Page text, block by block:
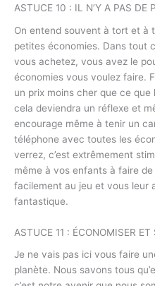
ASTUCE 10 : IL N’Y A PAS DE
On entend souvent à tort et à
petites économies. Dans tout
vous achetez, vous avez le
économies vous voulez faire.
un prix moins cher que ce que
cela deviendra un réflexe et
encourage même à tenir un
téléphone avec toutes les
verrez, c’est extrêmement
même à vos enfants à faire
facilement au jeu et vous leur
fantastique.
ASTUCE 11 : ÉCONOMISER
Je ne vais pas ici vous faire
planète. Nous savons tous